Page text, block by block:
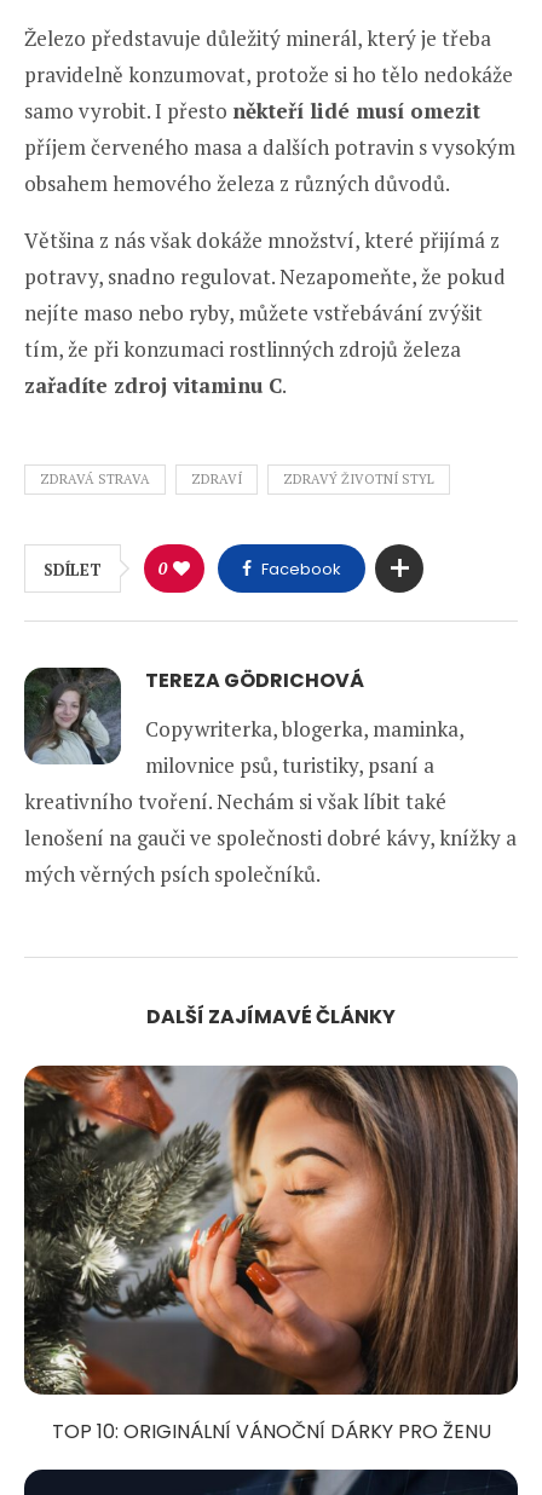
Železo představuje důležitý minerál, který je třeba
pravidelně konzumovat, protože si ho tělo nedokáže
samo vyrobit. I přesto někteří lidé musí omezit
příjem červeného masa a dalších potravin s vysokým
obsahem hemového železa z různých důvodů.
Většina z nás však dokáže množství, které přijímá z
potravy, snadno regulovat. Nezapomeňte, že pokud
nejíte maso nebo ryby, můžete vstřebávání zvýšit
tím, že při konzumaci rostlinných zdrojů železa
zařadíte zdroj vitaminu C.
ZDRAVÁ STRAVA ZDRAVÍ ZDRAVÝ ŽIVOTNÍ STYL
SDÍLET 0 Facebook
TEREZA GÖDRICHOVÁ
Copywriterka, blogerka, maminka,
milovnice psů, turistiky, psaní a
kreativního tvoření. Nechám si však líbit také
lenošení na gauči ve společnosti dobré kávy, knížky a
mých věrných psích společníků.
DALŠÍ ZAJÍMAVÉ ČLÁNKY
TOP 10: ORIGINÁLNÍ VÁNOČNÍ DÁRKY PRO ŽENU